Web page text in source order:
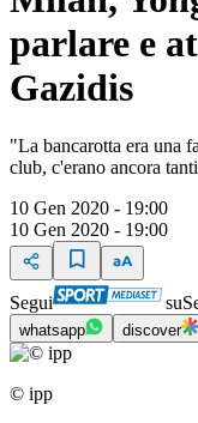
parlare e
Gazidis
"La bancarotta era una
club, c'erano ancora
10 Gen 2020 - 19:00
10 Gen 2020 - 19:00
Segui su
whatsapp discover
© ipp